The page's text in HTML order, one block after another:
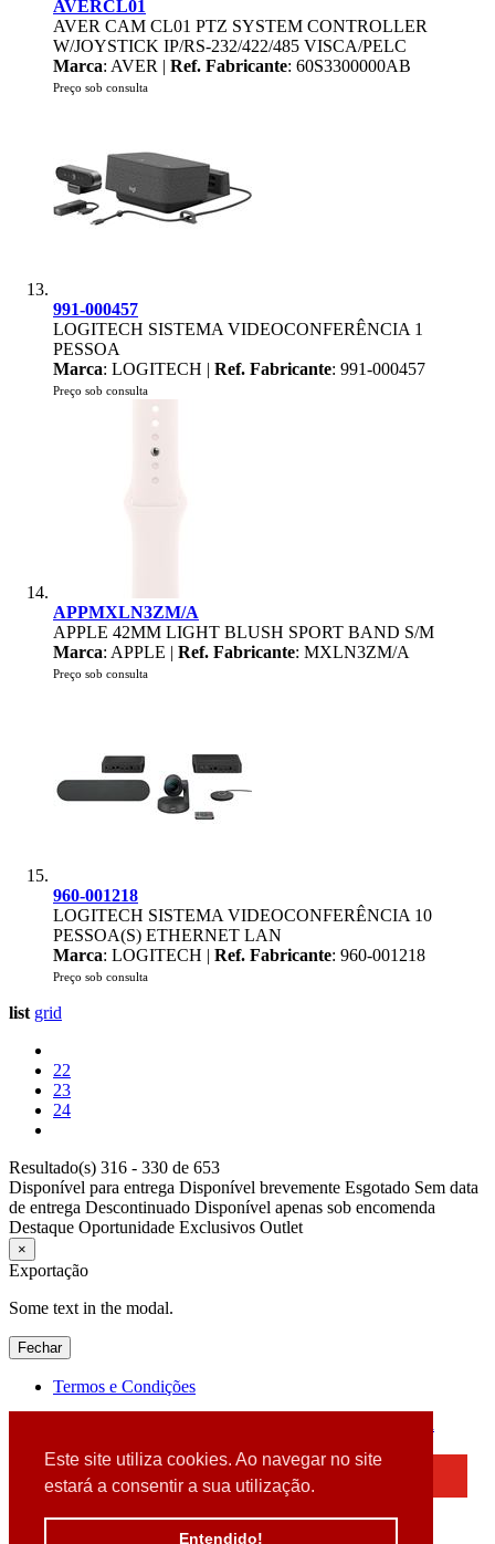
Este site utiliza cookies. Ao navegar no site
estará a consentir a sua utilização.
Entendido!
AVERCL01
AVER CAM CL01 PTZ SYSTEM CONTROLLER
W/JOYSTICK IP/RS-232/422/485 VISCA/PELC
Marca: AVER | Ref. Fabricante: 60S3300000AB
Preço sob consulta
991-000457
LOGITECH SISTEMA VIDEOCONFERÊNCIA 1
PESSOA
Marca: LOGITECH | Ref. Fabricante: 991-000457
Preço sob consulta
APPMXLN3ZM/A
APPLE 42MM LIGHT BLUSH SPORT BAND S/M
Marca: APPLE | Ref. Fabricante: MXLN3ZM/A
Preço sob consulta
960-001218
LOGITECH SISTEMA VIDEOCONFERÊNCIA 10
PESSOA(S) ETHERNET LAN
Marca: LOGITECH | Ref. Fabricante: 960-001218
Preço sob consulta
list grid
22
23
24
Resultado(s) 316 - 330 de 653
Disponível para entrega Disponível brevemente Esgotado Sem data
de entrega Descontinuado Disponível apenas sob encomenda
Destaque Oportunidade Exclusivos Outlet
×
Exportação
Some text in the modal.
Fechar
Termos e Condições
Detectamos que está a usar um browser desatualizado
Por favor, atualize o seu browser